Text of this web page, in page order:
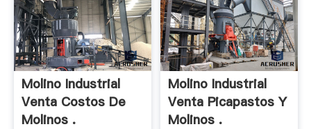
Molino Industrial
Venta Costos De
Molinos .
Molino Industrial
Venta Picapastos Y
Molinos .